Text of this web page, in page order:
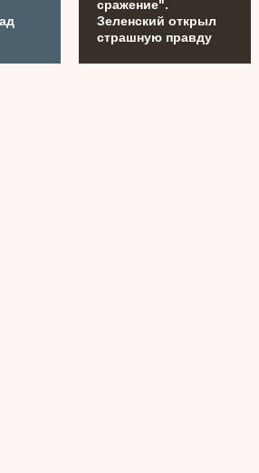
сражение".
Зеленский открыл
страшную правду